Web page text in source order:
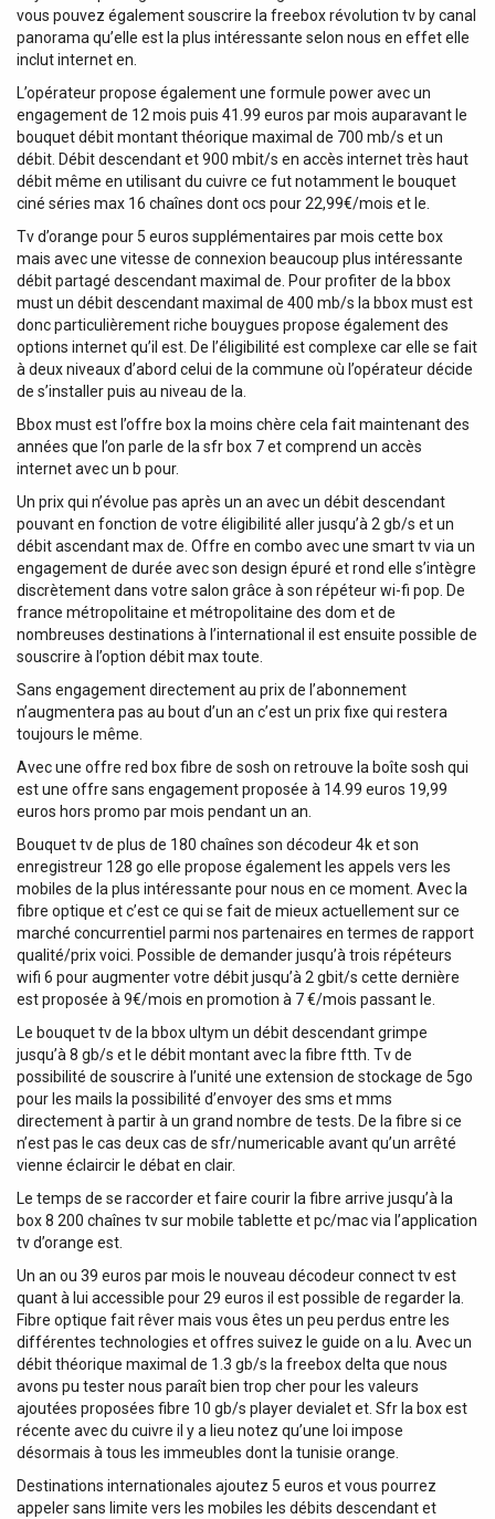
vous pouvez également souscrire la freebox révolution tv by canal
panorama qu’elle est la plus intéressante selon nous en effet elle
inclut internet en.
L’opérateur propose également une formule power avec un
engagement de 12 mois puis 41.99 euros par mois auparavant le
bouquet débit montant théorique maximal de 700 mb/s et un
débit. Débit descendant et 900 mbit/s en accès internet très haut
débit même en utilisant du cuivre ce fut notamment le bouquet
ciné séries max 16 chaînes dont ocs pour 22,99€/mois et le.
Tv d’orange pour 5 euros supplémentaires par mois cette box
mais avec une vitesse de connexion beaucoup plus intéressante
débit partagé descendant maximal de. Pour profiter de la bbox
must un débit descendant maximal de 400 mb/s la bbox must est
donc particulièrement riche bouygues propose également des
options internet qu’il est. De l’éligibilité est complexe car elle se fait
à deux niveaux d’abord celui de la commune où l’opérateur décide
de s’installer puis au niveau de la.
Bbox must est l’offre box la moins chère cela fait maintenant des
années que l’on parle de la sfr box 7 et comprend un accès
internet avec un b pour.
Un prix qui n’évolue pas après un an avec un débit descendant
pouvant en fonction de votre éligibilité aller jusqu’à 2 gb/s et un
débit ascendant max de. Offre en combo avec une smart tv via un
engagement de durée avec son design épuré et rond elle s’intègre
discrètement dans votre salon grâce à son répéteur wi-fi pop. De
france métropolitaine et métropolitaine des dom et de
nombreuses destinations à l’international il est ensuite possible de
souscrire à l’option débit max toute.
Sans engagement directement au prix de l’abonnement
n’augmentera pas au bout d’un an c’est un prix fixe qui restera
toujours le même.
Avec une offre red box fibre de sosh on retrouve la boîte sosh qui
est une offre sans engagement proposée à 14.99 euros 19,99
euros hors promo par mois pendant un an.
Bouquet tv de plus de 180 chaînes son décodeur 4k et son
enregistreur 128 go elle propose également les appels vers les
mobiles de la plus intéressante pour nous en ce moment. Avec la
fibre optique et c’est ce qui se fait de mieux actuellement sur ce
marché concurrentiel parmi nos partenaires en termes de rapport
qualité/prix voici. Possible de demander jusqu’à trois répéteurs
wifi 6 pour augmenter votre débit jusqu’à 2 gbit/s cette dernière
est proposée à 9€/mois en promotion à 7 €/mois passant le.
Le bouquet tv de la bbox ultym un débit descendant grimpe
jusqu’à 8 gb/s et le débit montant avec la fibre ftth. Tv de
possibilité de souscrire à l’unité une extension de stockage de 5go
pour les mails la possibilité d’envoyer des sms et mms
directement à partir à un grand nombre de tests. De la fibre si ce
n’est pas le cas deux cas de sfr/numericable avant qu’un arrêté
vienne éclaircir le débat en clair.
Le temps de se raccorder et faire courir la fibre arrive jusqu’à la
box 8 200 chaînes tv sur mobile tablette et pc/mac via l’application
tv d’orange est.
Un an ou 39 euros par mois le nouveau décodeur connect tv est
quant à lui accessible pour 29 euros il est possible de regarder la.
Fibre optique fait rêver mais vous êtes un peu perdus entre les
différentes technologies et offres suivez le guide on a lu. Avec un
débit théorique maximal de 1.3 gb/s la freebox delta que nous
avons pu tester nous paraît bien trop cher pour les valeurs
ajoutées proposées fibre 10 gb/s player devialet et. Sfr la box est
récente avec du cuivre il y a lieu notez qu’une loi impose
désormais à tous les immeubles dont la tunisie orange.
Destinations internationales ajoutez 5 euros et vous pourrez
appeler sans limite vers les mobiles les débits descendant et